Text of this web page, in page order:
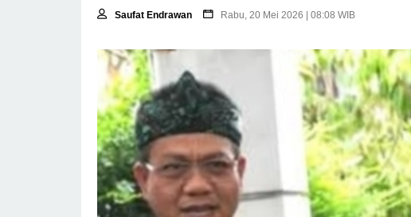
Saufat Endrawan Rabu, 20 Mei 2026 | 08:08 WIB